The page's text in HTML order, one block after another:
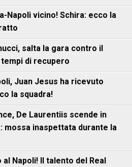
Napoli vicino! Schira: ecco la
salta la gara contro il
di recupero
Juan Jesus ha ricevuto
la squadra!
De Laurentiis scende in
mossa inaspettata durante la
Napoli! Il talento del Real